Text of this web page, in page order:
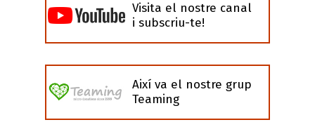
Visita el nostre canal
i subscriu-te!
Així va el nostre grup
Teaming